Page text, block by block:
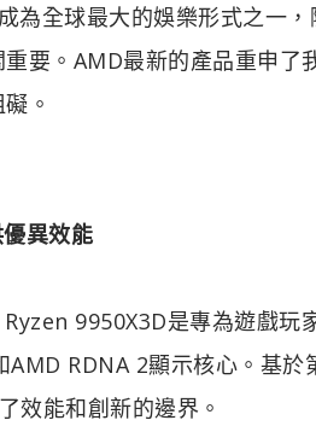
為全球最大的娛樂形式之一，
要。AMD最新的產品重申了
。
異效能
9950X3D是專為遊戲玩
AMD RDNA 2顯示核心。基於
效能和創新的邊界。